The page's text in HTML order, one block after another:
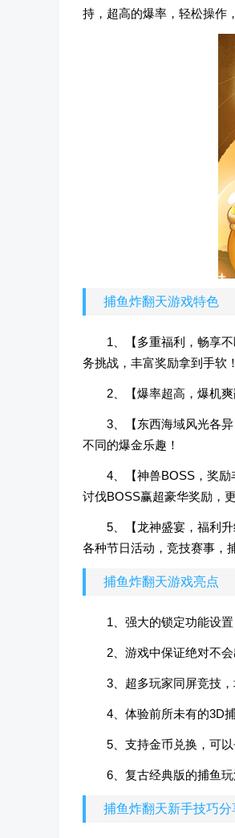
持，超高的爆率，轻松操作
捕鱼炸翻天游戏特色
1、【多重福利，畅享
务挑战，丰富奖励拿到手软！
2、【爆率超高，爆机
3、【东西海域风光各
不同的爆金乐趣！
4、【神兽BOSS，奖
讨伐BOSS赢超豪华奖励，
5、【龙神盛宴，福利
各种节日活动，竞技赛事，
捕鱼炸翻天游戏亮点
1、强大的锁定功能设
2、游戏中保证绝对不
3、超多玩家同屏竞技
4、体验前所未有的3D
5、支持金币兑换，可
6、复古经典版的捕鱼
捕鱼炸翻天新手技巧分